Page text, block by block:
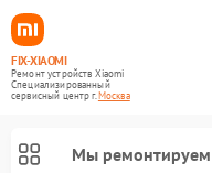
FIX-XIAOMI
Ремонт устройств Xiaomi
Специализированный
cервисный центр г.Москва
Мы ремонтируем